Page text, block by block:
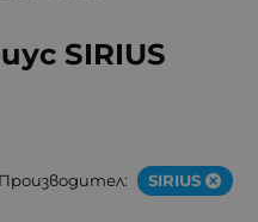
SIRIUS
Производител: SIRIUS